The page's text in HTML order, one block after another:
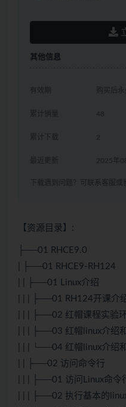
其他信息
有效期 购买后
累计销量 48
累计下载 2
最近更新 2025年
下载遇到问题？可联系客服或
【资源目录】:
├──01 RHCE9.0
| ├──01 RHCE9-RH124
| | ├──01 Linux介绍
| | | ├──01 RH124开课介
| | | ├──02 红帽课程实验
| | | ├──03 红帽linux介绍
| | | └──04 红帽linux介绍
| | ├──02 访问命令行
| | | ├──01 访问Linux命令
| | | ├──02 执行基本的